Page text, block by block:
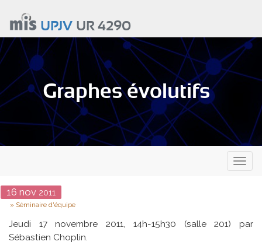
contenu
principal
UPJVUR 4290
Graphes évolutifs
Date
16 nov 2011
Type
Séminaire d'équipe
Jeudi 17 novembre 2011, 14h-15h30 (salle 201) par
Sébastien Choplin.